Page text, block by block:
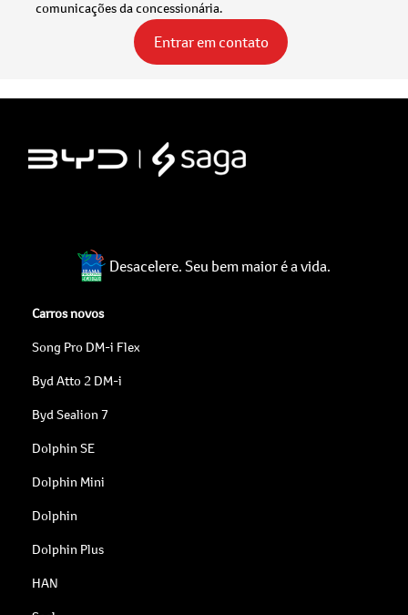
comunicações da concessionária.
Entrar em contato
Desacelere. Seu bem maior é a vida.
Carros novos
Song Pro DM-i Flex
Byd Atto 2 DM-i
Byd Sealion 7
Dolphin SE
Dolphin Mini
Dolphin
Dolphin Plus
HAN